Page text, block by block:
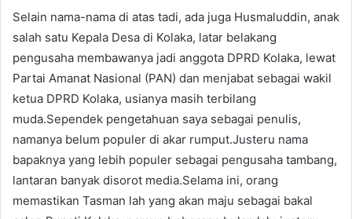
Selain nama-nama di atas tadi, ada juga Husmaluddin, anak
salah satu Kepala Desa di Kolaka, latar belakang
pengusaha membawanya jadi anggota DPRD Kolaka, lewat
Partai Amanat Nasional (PAN) dan menjabat sebagai wakil
ketua DPRD Kolaka, usianya masih terbilang
muda.Sependek pengetahuan saya sebagai penulis,
namanya belum populer di akar rumput.Justeru nama
bapaknya yang lebih populer sebagai pengusaha tambang,
lantaran banyak disorot media.Selama ini, orang
memastikan Tasman lah yang akan maju sebagai bakal